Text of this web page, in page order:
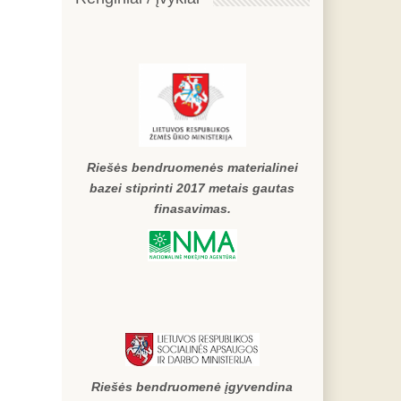
Riešės bendruomenės materialinei
bazei stiprinti 2017 metais gautas
finasavimas.
Riešės bendruomenė įgyvendina